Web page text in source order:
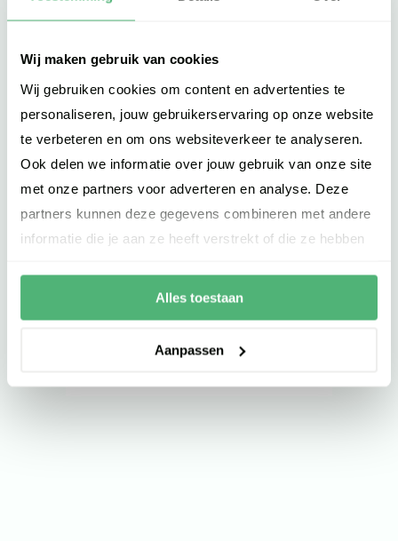
Wij maken gebruik van cookies
Wij gebruiken cookies om content en advertenties te
personaliseren, jouw gebruikerservaring op onze website
te verbeteren en om ons websiteverkeer te analyseren.
Ook delen we informatie over jouw gebruik van onze site
met onze partners voor adverteren en analyse. Deze
partners kunnen deze gegevens combineren met andere
informatie die je aan ze heeft verstrekt of die ze hebben
Alles toestaan
Aanpassen
organiseert Infacto HR
Masterclass. Tijdens deze
Masterclass geeft coach
Wendy Westerveld inzicht in de
eigen grondhouding en het
automatisch onbewust
blauwdruk gedrag. De
masterclass Emotionaliteit vs
Professionaliteit staat in het
houding, gedrag...